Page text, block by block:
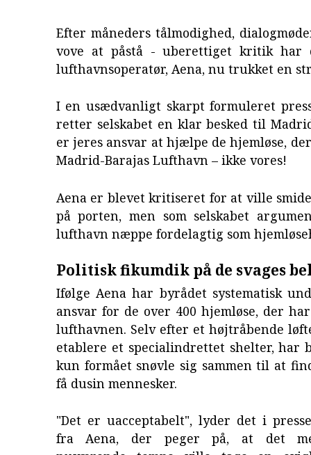
Efter måneders tålmodighed,
vove at påstå - uberettiget kritik har
lufthavnsoperatør, Aena, nu trukket en
I en usædvanligt skarpt formuleret
retter selskabet en klar besked til
er jeres ansvar at hjælpe de hjemløse,
Madrid-Barajas Lufthavn – ikke vores!
Aena er blevet kritiseret for at ville
på porten, men som selskabet
lufthavn næppe fordelagtig som
Politisk fikumdik på de svages
Ifølge Aena har byrådet systematisk
ansvar for de over 400 hjemløse, der
lufthavnen. Selv efter et højtråbende
etablere et specialindrettet shelter, har
kun formået snøvle sig sammen til at
få dusin mennesker.
"Det er uacceptabelt", lyder det i
fra Aena, der peger på, at det